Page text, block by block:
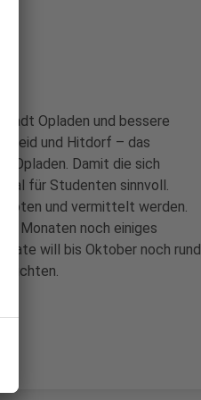
Opladen und bessere
und Hitdorf – das
Opladen. Damit die sich
für Studenten sinnvoll.
und vermittelt werden.
Monaten noch einiges
will bis Oktober noch rund